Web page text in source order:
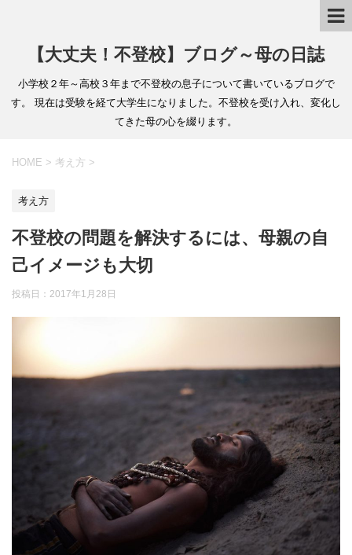
【大丈夫！不登校】ブログ～母の日誌
小学校２年～高校３年まで不登校の息子について書いているブログで
す。 現在は受験を経て大学生になりました。不登校を受け入れ、変化し
てきた母の心を綴ります。
HOME > 考え方 >
考え方
不登校の問題を解決するには、母親の自
己イメージも大切
投稿日：2017年1月28日